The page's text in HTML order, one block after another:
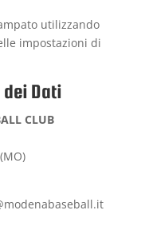
utilizzando
impostazioni di
Dati
CLUB